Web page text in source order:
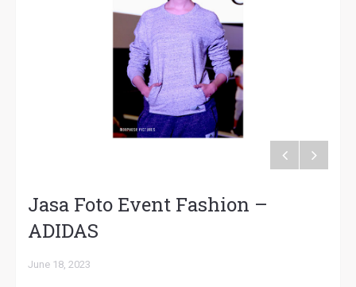
Jasa Foto Event Fashion –
ADIDAS
June 18, 2023